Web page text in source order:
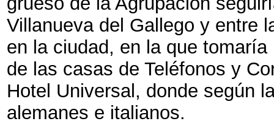
Villanueva del Gallego y entre
en la ciudad, en la que
de las casas de Teléfonos y
Hotel Universal, donde según
alemanes e italianos.